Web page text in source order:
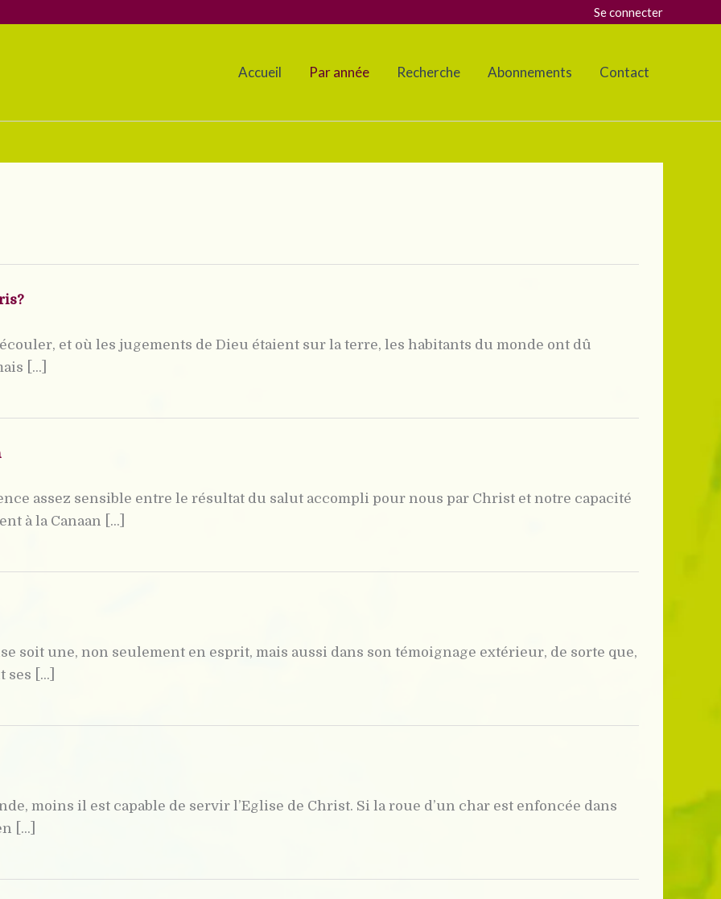
Se connecter
Accueil Par année Recherche Abonnements Contact
et où les jugements de Dieu étaient sur la terre, les habitants du monde ont dû
[...]
assez sensible entre le résultat du salut accompli pour nous par Christ et notre capacité
à la Canaan [...]
soit une, non seulement en esprit, mais aussi dans son témoignage extérieur, de sorte que,
[...]
moins il est capable de servir l’Eglise de Christ. Si la roue d’un char est enfoncée dans
[...]